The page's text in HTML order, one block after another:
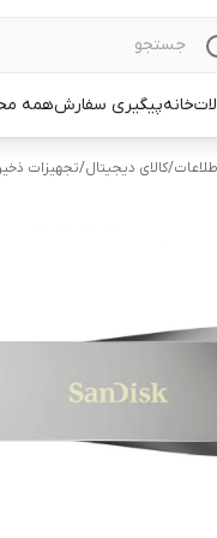
خانهپیگیری سفارشهمه
/کالای دیجیتال/تجهیزات